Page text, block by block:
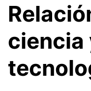
ciencia